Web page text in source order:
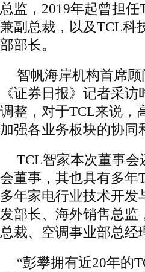
总监，2019年起曾担
兼副总裁，以及TCL科
部部长。
智帆海岸机构首席
《证券日报》记者采
调整，对于TCL来说，
加强各业务板块的协同
TCL智家本次董事
会董事，其也具有多年
多年家电行业技术开
发部长、海外销售总监
总裁、空调事业部总经
“彭攀拥有近20年的